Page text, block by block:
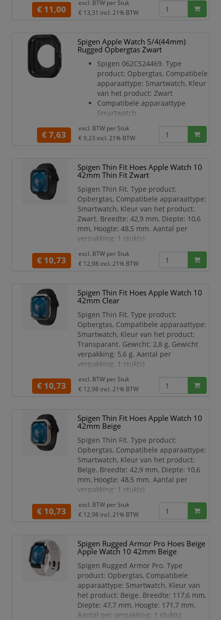
Het strakke design geeft je Apple
workouts.De Spigen WBF1 Apple Watch
band is gemaakt van flexibel materiaal,
waardoor hij licht, ademend en comf
€ 11,00
excl. BTW per Stuk
€ 13,31 incl. 21% BTW
Spigen Apple Watch 5/4(44mm)
Rugged Opbergtas Zwart
Spigen 062CS24469. Type
product: Opbergtas, Compatibele
apparaattype: Smartwatch, Kleur
van het product: Zwart
Compatibele apparaattype
Smartwatch
Kleur van het product Zwart
Merkcompatibiliteit Apple
polyurethaan (TPU)
Veiligheidsfunties
Compatibiliteit Apple Watch
Series 4 (44mm)
€ 7,63
excl. BTW per Stuk
€ 9,23 incl. 21% BTW
Spigen Thin Fit Hoes Apple Watch 10
42mm Thin Fit Zwart
Spigen Thin Fit. Type product:
Opbergtas, Compatibele apparaattype:
Smartwatch, Kleur van het product:
Zwart. Breedte: 42,9 mm, Diepte: 10,6
mm, Hoogte: 48,5 mm. Aantal per
verpakking: 1 stuk(s)
Compatibele apparaattype
Smartwatch
Merkcompatibiliteit Apple
Materiaal Polycarbonaat (PC)
Veiligheidsfunties Krasbestendig
Compatibiliteit Apple Watch 10
(42mm)
€ 10,73
excl. BTW per Stuk
€ 12,98 incl. 21% BTW
Spigen Thin Fit Hoes Apple Watch 10
42mm Clear
Spigen Thin Fit. Type product:
Opbergtas, Compatibele apparaattype:
Smartwatch, Kleur van het product:
Transparant. Gewicht: 2,8 g, Gewicht
verpakking: 5,6 g. Aantal per
verpakking: 1 stuk(s)
Compatibele apparaattype
Smartwatch
Transparant
Merkcompatibiliteit Apple
Materiaal Polycarbonaat (PC)
Veiligheidsfunties Krasbestendig
Compatibiliteit Apple Watch 10
(42mm)
€ 10,73
excl. BTW per Stuk
€ 12,98 incl. 21% BTW
Spigen Thin Fit Hoes Apple Watch 10
42mm Beige
Spigen Thin Fit. Type product:
Opbergtas, Compatibele apparaattype:
Smartwatch, Kleur van het product:
Beige. Breedte: 42,9 mm, Diepte: 10,6
mm, Hoogte: 48,5 mm. Aantal per
verpakking: 1 stuk(s)
Compatibele apparaattype
Smartwatch
Merkcompatibiliteit Apple
Materiaal Polycarbonaat (PC)
Veiligheidsfunties Krasbestendig
Compatibiliteit Apple Watch 10
(42mm)
€ 10,73
excl. BTW per Stuk
€ 12,98 incl. 21% BTW
Spigen Rugged Armor Pro Hoes Beige
Apple Watch 10 42mm Beige
Spigen Rugged Armor Pro. Type
product: Opbergtas, Compatibele
apparaattype: Smartwatch, Kleur van
het product: Beige. Breedte: 117,6 mm,
Diepte: 47,7 mm, Hoogte: 171,7 mm.
Aantal per verpakking: 1 stuk(s)